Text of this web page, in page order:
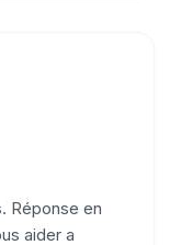
Réponse en
aider a